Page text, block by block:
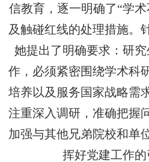
信教育，逐一明确了“学
及触碰红线的处理措施。
她提出了明确要求：研
作，必须紧密围绕学术科
培养以及服务国家战略需
注重深入调研，准确把握
加强与其他兄弟院校和单
挥好党建工作的